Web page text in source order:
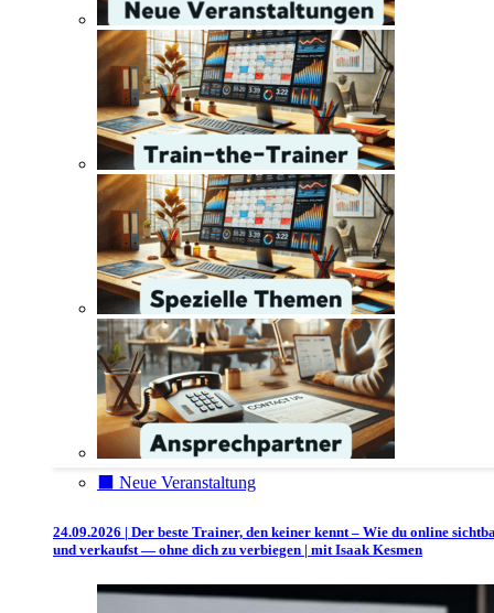
⬛️ Neue Veranstaltung
24.09.2026 | Der beste Trainer, den keiner kennt – Wie du online
und verkaufst — ohne dich zu verbiegen | mit Isaak Kesmen